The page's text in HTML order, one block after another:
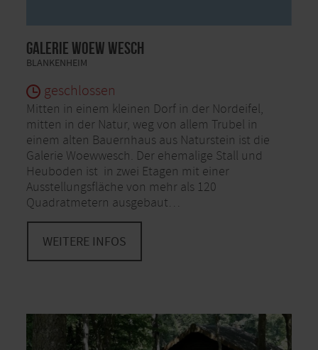
Galerie Woew Wesch
BLANKENHEIM
geschlossen
Mitten in einem kleinen Dorf in der Nordeifel,
mitten in der Natur, weg von allem Trubel in
einem alten Bauernhaus aus Naturstein ist die
Galerie Woewwesch. Der ehemalige Stall und
Heuboden ist in zwei Etagen mit einer
Ausstellungsfläche von mehr als 120
Quadratmetern ausgebaut…
WEITERE INFOS